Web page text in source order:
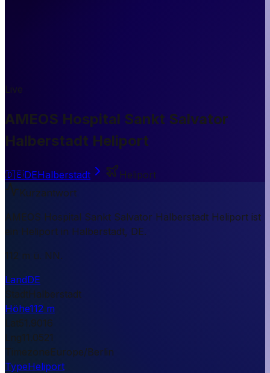
Live
AMEOS Hospital Sankt Salvator
Halberstadt Heliport
🇩🇪DEHalberstadt
Heliport
Kurzantwort
AMEOS Hospital Sankt Salvator Halberstadt Heliport ist
ein Heliport in Halberstadt, DE.
112 m ü. NN.
LandDE
StadtHalberstadt
Höhe112 m
Lat51.9016
Lng11.0521
TimezoneEurope/Berlin
TypeHeliport